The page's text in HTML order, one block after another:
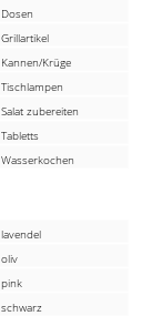
Dosen
Grillartikel
Kannen/Krüge
Tischlampen
Salat zubereiten
Tabletts
Wasserkochen
lavendel
oliv
pink
schwarz